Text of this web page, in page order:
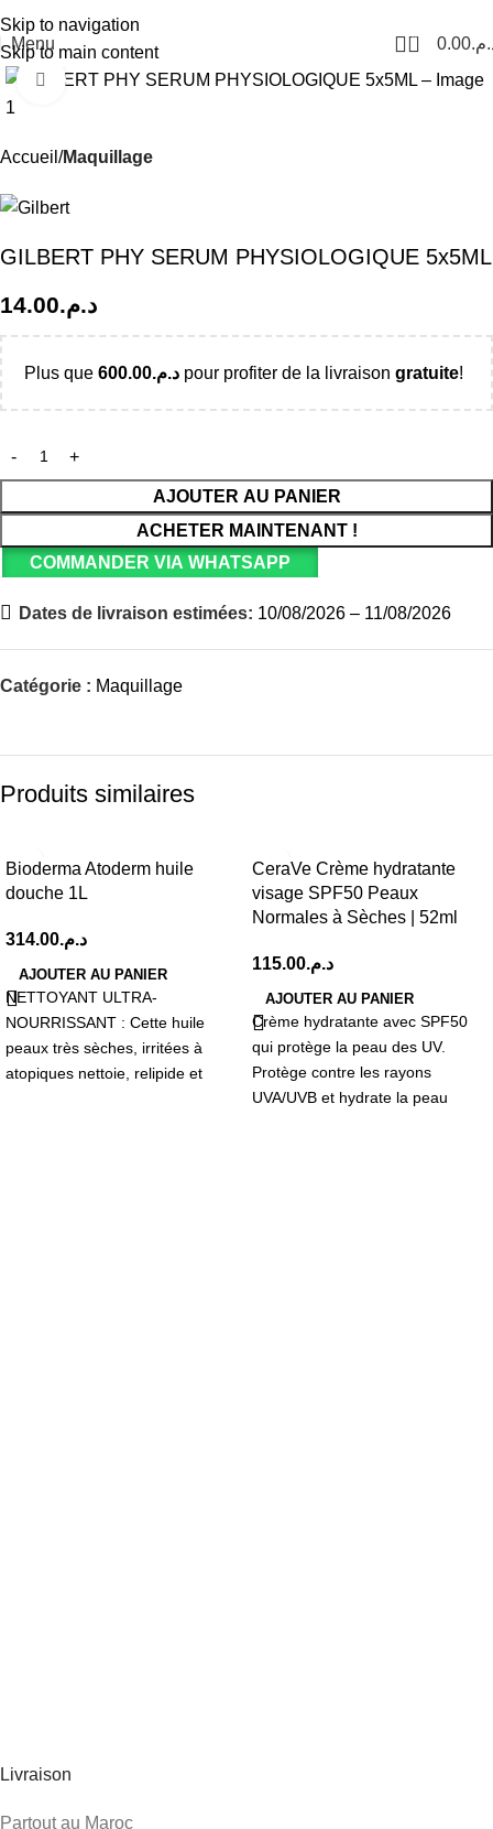
Skip to navigation
Skip to main content
Menu 0 0.00
Click to enlarge
Accueil Maquillage
GILBERT PHY SERUM PHYSIOLOGIQUE 5x5ML
د.م.14.00
Plus que د.م.600.00 pour profiter de la livraison gratuite!
AJOUTER AU PANIER
ACHETER MAINTENANT !
COMMANDER VIA WHATSAPP
Dates de livraison estimées: 10/08/2026 – 11/08/2026
Catégorie : Maquillage
Produits similaires
Bioderma Atoderm huile
douche 1L
د.م.314.00
AJOUTER AU PANIER
NETTOYANT ULTRA-
NOURRISSANT : Cette huile
peaux très sèches, irritées à
atopiques nettoie, relipide et
CeraVe Crème hydratante
visage SPF50 Peaux
Normales à Sèches | 52ml
د.م.115.00
AJOUTER AU PANIER
Crème hydratante avec SPF50
qui protège la peau des UV.
Protège contre les rayons
UVA/UVB et hydrate la peau
Livraison
Partout au Maroc